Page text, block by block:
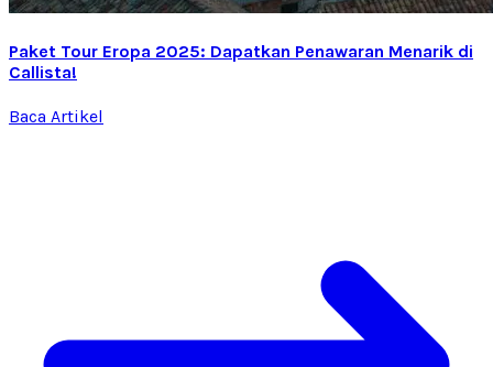
Paket Tour Eropa 2025: Dapatkan Penawaran Menarik di
Callista!
Baca Artikel